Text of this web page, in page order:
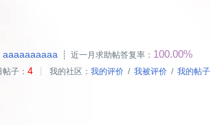
aaaaaaaaaa ┊ 近一月求助帖答复率： 100.00%
子： 4 ┊ 我的社区： 我的评价 / 我被评价 / 我的帖子